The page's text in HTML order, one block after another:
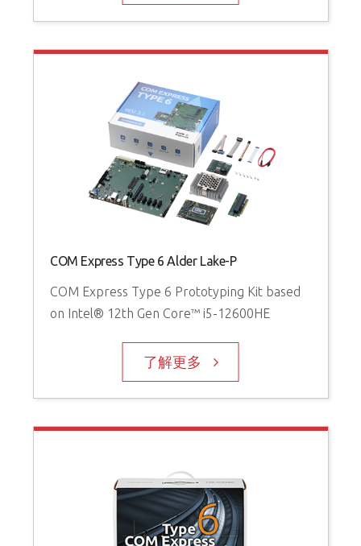
COM Express Type 6 Alder Lake-P
COM Express Type 6 Prototyping Kit based
on Intel® 12th Gen Core™ i5-12600HE
了解更多